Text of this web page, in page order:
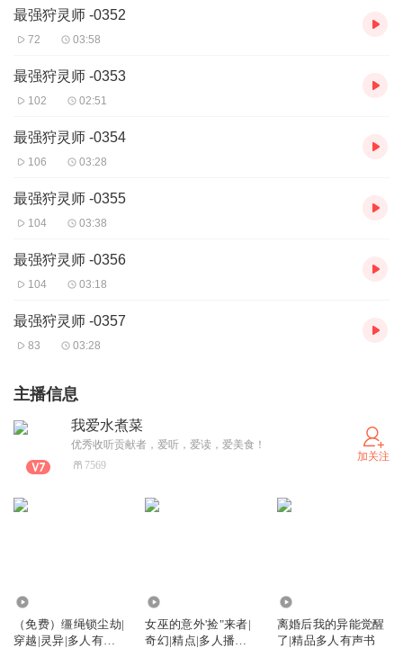
最强狩灵师 -0352
72 03:58
最强狩灵师 -0353
102 02:51
最强狩灵师 -0354
106 03:28
最强狩灵师 -0355
104 03:38
最强狩灵师 -0356
104 03:18
最强狩灵师 -0357
83 03:28
主播信息
我爱水煮菜
优秀收听贡献者，爱听，爱读，爱美食！
7569
加关注
（免费）缰绳锁尘劫|
穿越|灵异|多人有声
女巫的意外'捡"来者|
奇幻|精点|多人播有
离婚后我的异能觉醒
了|精品多人有声书